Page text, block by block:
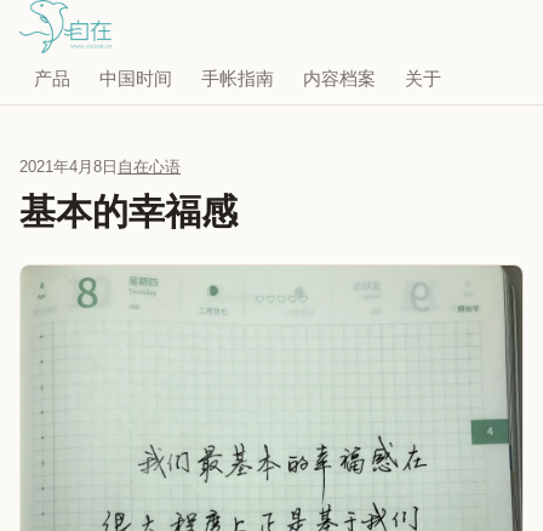
产品 中国时间 手帐指南 内容档案 关于
2021年4月8日 自在心语
基本的幸福感